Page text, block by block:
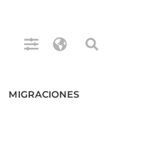
MIGRACIONES